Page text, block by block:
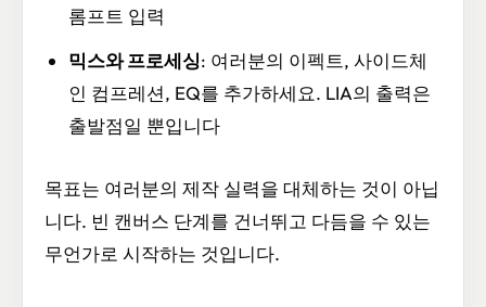
롬프트 입력
믹스와 프로세싱: 여러분의 이펙트, 사이드체
인 컴프레션, EQ를 추가하세요. LIA의 출력은
출발점일 뿐입니다
목표는 여러분의 제작 실력을 대체하는 것이 아닙
니다. 빈 캔버스 단계를 건너뛰고 다듬을 수 있는
무언가로 시작하는 것입니다.